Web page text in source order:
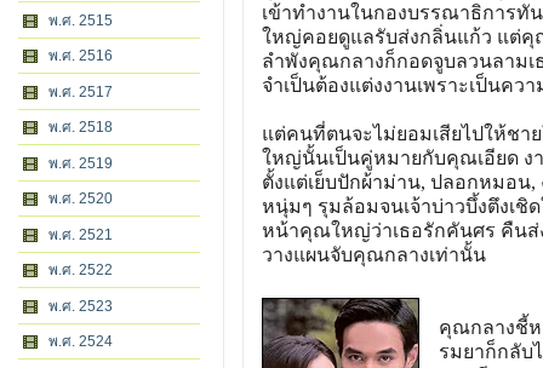
พ.ศ. 2515
พ.ศ. 2516
พ.ศ. 2517
พ.ศ. 2518
พ.ศ. 2519
พ.ศ. 2520
พ.ศ. 2521
พ.ศ. 2522
พ.ศ. 2523
พ.ศ. 2524
เข้าทำงานในกองบรรณาธิการทั
ใหญ่คอยดูแลรับส่งกลิ่นแก้ว แต่คุ
ลำพังคุณกลางก็กอดจูบลวนลามเ
จำเป็นต้องแต่งงานเพราะเป็นคว
แต่คนที่ตนจะไม่ยอมเสียไปให้ช
ใหญ่นั้นเป็นคู่หมายกับคุณเอียด ง
ตั้งแต่เย็บปักผ้าม่าน, ปลอกหมอน
หนุ่มๆ รุมล้อมจนเจ้าบ่าวบึ้งตึงเชิ
หน้าคุณใหญ่ว่าเธอรักคันศร คืนส่ง
วางแผนจับคุณกลางเท่านั้น
คุณกลางชี้ห
รมยาก็กลับ